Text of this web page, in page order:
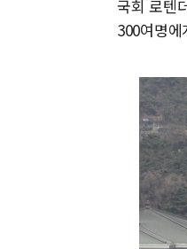
국회 로텐
300여명